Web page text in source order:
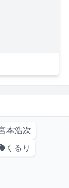
本浩次
くるり